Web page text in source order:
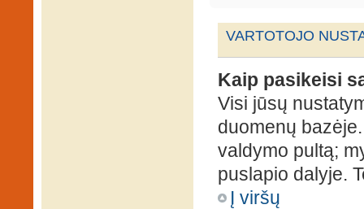
VARTOTOJO
Kaip pasikeisi
Visi jūsų
duomenų
valdymo pultą;
puslapio dalyje.
Į viršų